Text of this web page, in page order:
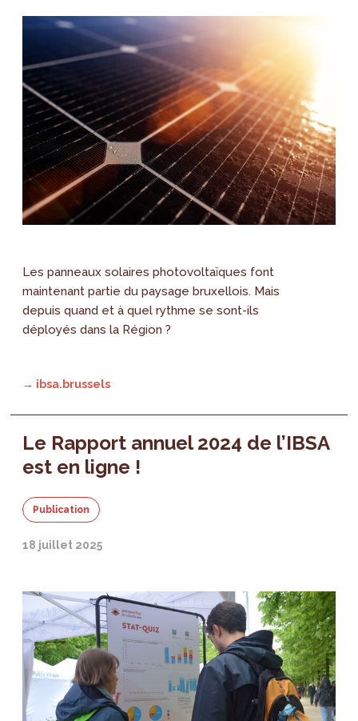
Les panneaux solaires photovoltaïques font
maintenant partie du paysage bruxellois. Mais
depuis quand et à quel rythme se sont-ils
déployés dans la Région ?
→ ibsa.brussels
Le Rapport annuel 2024 de l’IBSA
est en ligne !
Publication
18 juillet 2025